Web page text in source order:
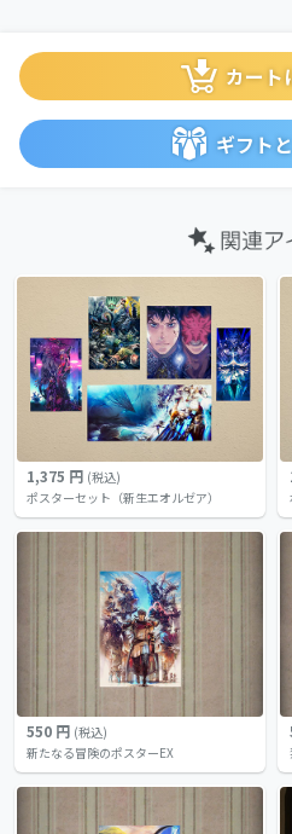
カート
ギフト
1,375 円 (税込)
ポスターセット（新生エオルゼア）
550 円 (税込)
新たなる冒険のポスターEX